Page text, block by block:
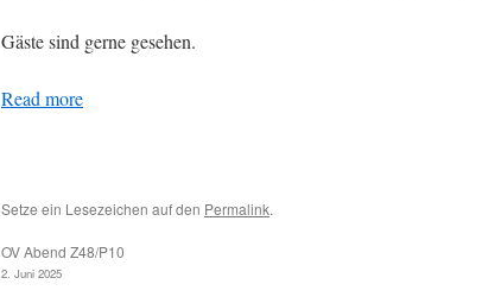
Gäste sind gerne gesehen.
Read more
Setze ein Lesezeichen auf den Permalink.
OV Abend Z48/P10
2. Juni 2025